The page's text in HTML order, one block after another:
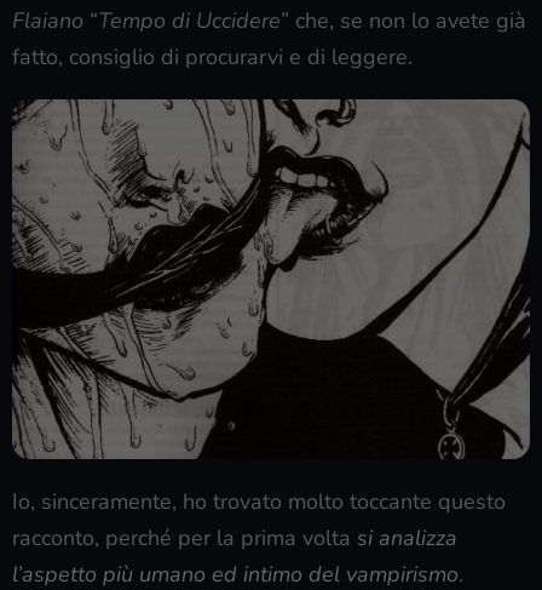
Flaiano “Tempo di Uccidere” che, se non lo avete già
fatto, consiglio di procurarvi e di leggere.
Io, sinceramente, ho trovato molto toccante questo
racconto, perché per la prima volta si analizza
l’aspetto più umano ed intimo del vampirismo.